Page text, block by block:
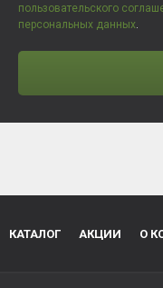
пользовательского
персональных данных.
КАТАЛОГ АКЦИИ О